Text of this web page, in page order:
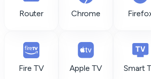
Router Chrome
Fire TV Apple TV Smart